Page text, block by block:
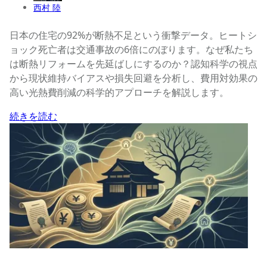
西村 陸
日本の住宅の92%が断熱不足という衝撃データ。ヒートシ
ョック死亡者は交通事故の6倍にのぼります。なぜ私たち
は断熱リフォームを先延ばしにするのか？認知科学の視点
から現状維持バイアスや損失回避を分析し、費用対効果の
高い光熱費削減の科学的アプローチを解説します。
続きを読む